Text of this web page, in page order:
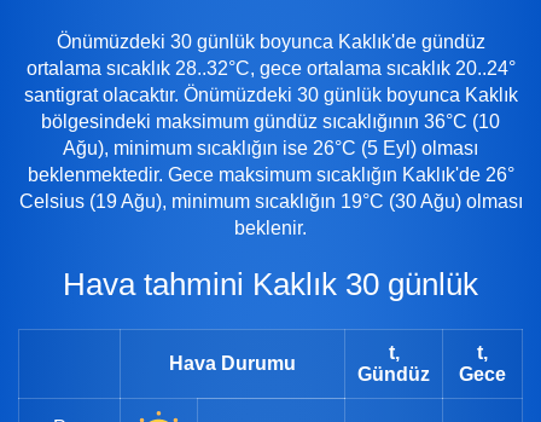
Önümüzdeki 30 günlük boyunca Kaklık'de gündüz
ortalama sıcaklık 28..32°C, gece ortalama sıcaklık 20..24°
santigrat olacaktır. Önümüzdeki 30 günlük boyunca Kaklık
bölgesindeki maksimum gündüz sıcaklığının 36°C (10
Ağu), minimum sıcaklığın ise 26°C (5 Eyl) olması
beklenmektedir. Gece maksimum sıcaklığın Kaklık'de 26°
Celsius (19 Ağu), minimum sıcaklığın 19°C (30 Ağu) olması
beklenir.
Hava tahmini Kaklık 30 günlük
Hava Durumu
t,
Gündüz
t,
Gece